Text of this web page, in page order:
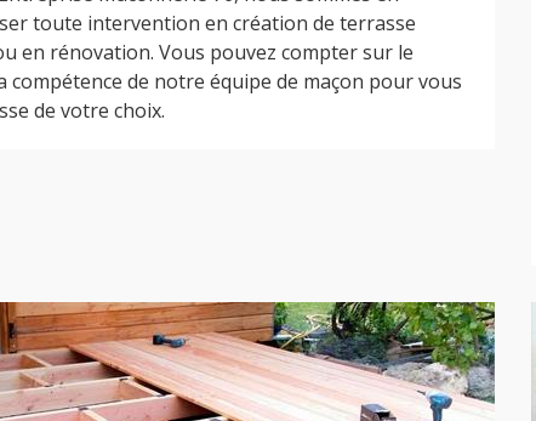
toute intervention en création de terrasse
en rénovation. Vous pouvez compter sur le
compétence de notre équipe de maçon pour vous
de votre choix.